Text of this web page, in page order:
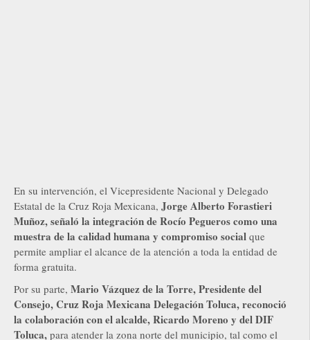
En su intervención, el Vicepresidente Nacional y Delegado
Estatal de la Cruz Roja Mexicana, Jorge Alberto Forastieri
Muñoz, señaló la integración de Rocío Pegueros como una
muestra de la calidad humana y compromiso social que
permite ampliar el alcance de la atención a toda la entidad de
forma gratuita.
Por su parte, Mario Vázquez de la Torre, Presidente del
Consejo, Cruz Roja Mexicana Delegación Toluca, reconoció
la colaboración con el alcalde, Ricardo Moreno y del DIF
Toluca, para atender la zona norte del municipio, tal como el